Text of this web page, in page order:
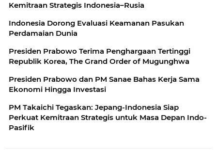
Kemitraan Strategis Indonesia–Rusia
Indonesia Dorong Evaluasi Keamanan Pasukan
Perdamaian Dunia
Presiden Prabowo Terima Penghargaan Tertinggi
Republik Korea, The Grand Order of Mugunghwa
Presiden Prabowo dan PM Sanae Bahas Kerja Sama
Ekonomi Hingga Investasi
PM Takaichi Tegaskan: Jepang-Indonesia Siap
Perkuat Kemitraan Strategis untuk Masa Depan Indo-
Pasifik